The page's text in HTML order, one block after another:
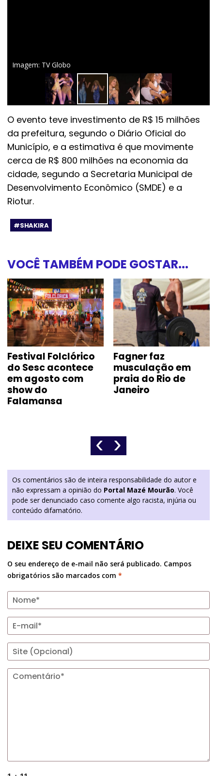
Imagem: TV Globo
O evento teve investimento de R$ 15 milhões
da prefeitura, segundo o Diário Oficial do
Município, e a estimativa é que movimente
cerca de R$ 800 milhões na economia da
cidade, segundo a Secretaria Municipal de
Desenvolvimento Econômico (SMDE) e a
Riotur.
#SHAKIRA
VOCÊ TAMBÉM PODE GOSTAR...
Festival Folclórico
do Sesc acontece
em agosto com
show do
Falamansa
Fagner faz
musculação em
praia do Rio de
Janeiro
‹ ›
Os comentários são de inteira responsabilidade do autor e
não expressam a opinião do Portal Mazé Mourão. Você
pode ser denunciado caso comente algo racista, injúria ou
conteúdo difamatório.
DEIXE SEU COMENTÁRIO
O seu endereço de e-mail não será publicado. Campos
obrigatórios são marcados com *